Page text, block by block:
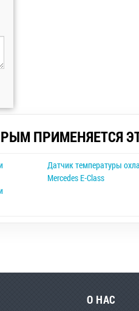
ПРИМЕНЯЕТСЯ
Датчик температуры
Mercedes E-Class
О НАС